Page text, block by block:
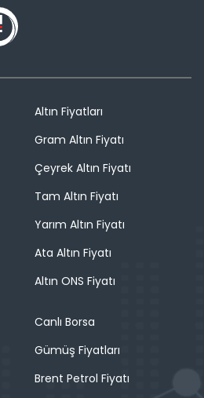
Altın Fiyatları
Gram Altın Fiyatı
Çeyrek Altın Fiyatı
Tam Altın Fiyatı
Yarım Altın Fiyatı
Ata Altın Fiyatı
Altın ONS Fiyatı
Canlı Borsa
Gümüş Fiyatları
Brent Petrol Fiyatı